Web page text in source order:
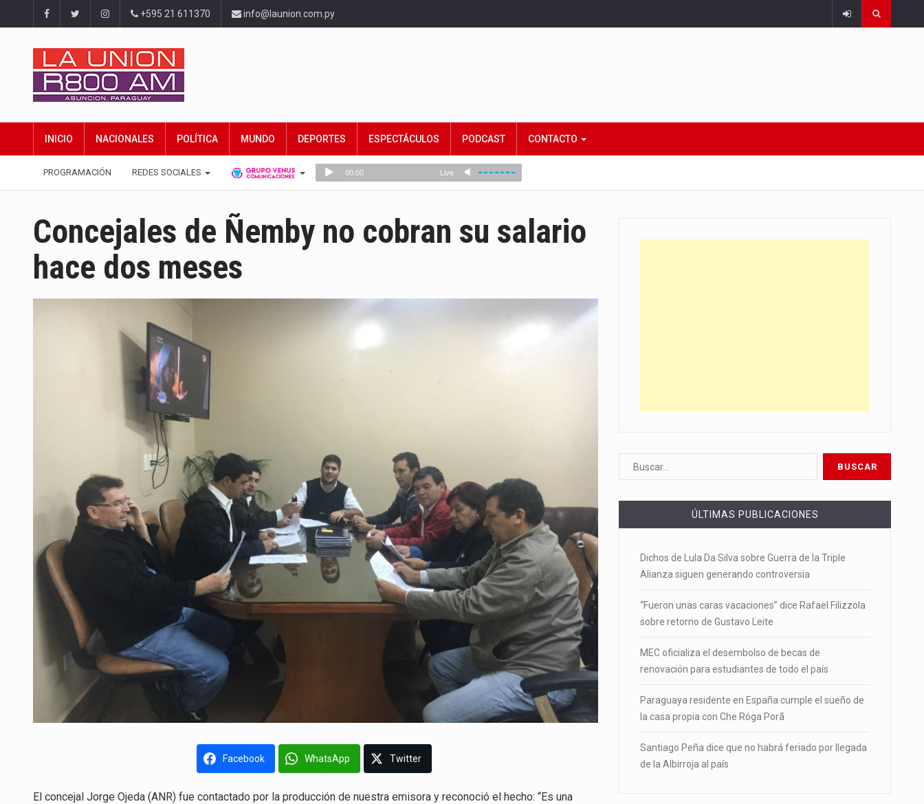
+595 21 611370 info@launion.com.py
INICIO NACIONALES POLÍTICA MUNDO DEPORTES ESPECTÁCULOS PODCAST CONTACTO
PROGRAMACIÓN REDES SOCIALES
Concejales de Ñemby no cobran su salario
hace dos meses
Facebook WhatsApp Twitter
El concejal Jorge Ojeda (ANR) fue contactado por la producción de nuestra emisora y reconoció el hecho: “Es una
ÚLTIMAS PUBLICACIONES
Dichos de Lula Da Silva sobre Guerra de la Triple
Alianza siguen generando controversia
“Fueron unas caras vacaciones” dice Rafael Filizzola
sobre retorno de Gustavo Leite
MEC oficializa el desembolso de becas de
renovación para estudiantes de todo el país
Paraguaya residente en España cumple el sueño de
la casa propia con Che Róga Porã
Santiago Peña dice que no habrá feriado por llegada
de la Albirroja al país